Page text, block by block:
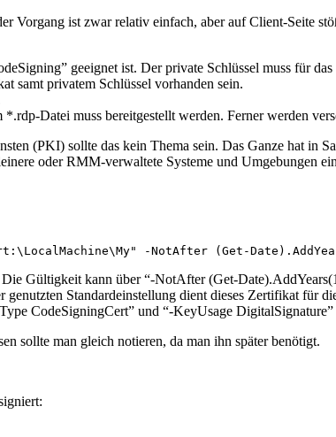
Vorgang ist zwar relativ einfach, aber auf Client-Seite
geeignet ist. Der private Schlüssel muss für das
samt privatem Schlüssel vorhanden sein.
Datei muss bereitgestellt werden. Ferner werden
(PKI) sollte das kein Thema sein. Das Ganze hat in
oder RMM-verwaltete Systeme und Umgebungen
-NotAfter (Get-
Gültigkeit kann über “-NotAfter (Get-
Standardeinstellung dient dieses Zertifikat für
CodeSigningCert” und “-KeyUsage
sollte man gleich notieren, da man ihn später benötigt.